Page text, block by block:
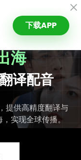
海
译配音
提供高精度翻译与
实现全球传播。
下载APP